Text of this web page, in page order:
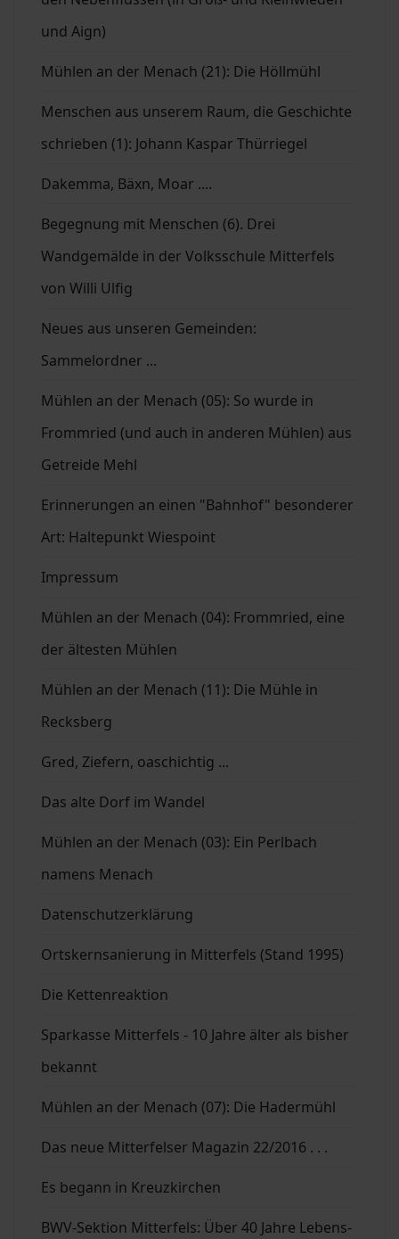
und Aign)
Mühlen an der Menach (21): Die Höllmühl
Menschen aus unserem Raum, die Geschichte
schrieben (1): Johann Kaspar Thürriegel
Dakemma, Bäxn, Moar ....
Begegnung mit Menschen (6). Drei
Wandgemälde in der Volksschule Mitterfels
von Willi Ulfig
Neues aus unseren Gemeinden:
Sammelordner ...
Mühlen an der Menach (05): So wurde in
Frommried (und auch in anderen Mühlen) aus
Getreide Mehl
Erinnerungen an einen "Bahnhof" besonderer
Art: Haltepunkt Wiespoint
Impressum
Mühlen an der Menach (04): Frommried, eine
der ältesten Mühlen
Mühlen an der Menach (11): Die Mühle in
Recksberg
Gred, Ziefern, oaschichtig ...
Das alte Dorf im Wandel
Mühlen an der Menach (03): Ein Perlbach
namens Menach
Datenschutzerklärung
Ortskernsanierung in Mitterfels (Stand 1995)
Die Kettenreaktion
Sparkasse Mitterfels - 10 Jahre älter als bisher
bekannt
Mühlen an der Menach (07): Die Hadermühl
Das neue Mitterfelser Magazin 22/2016 . . .
Es begann in Kreuzkirchen
BWV-Sektion Mitterfels: Über 40 Jahre Lebens-